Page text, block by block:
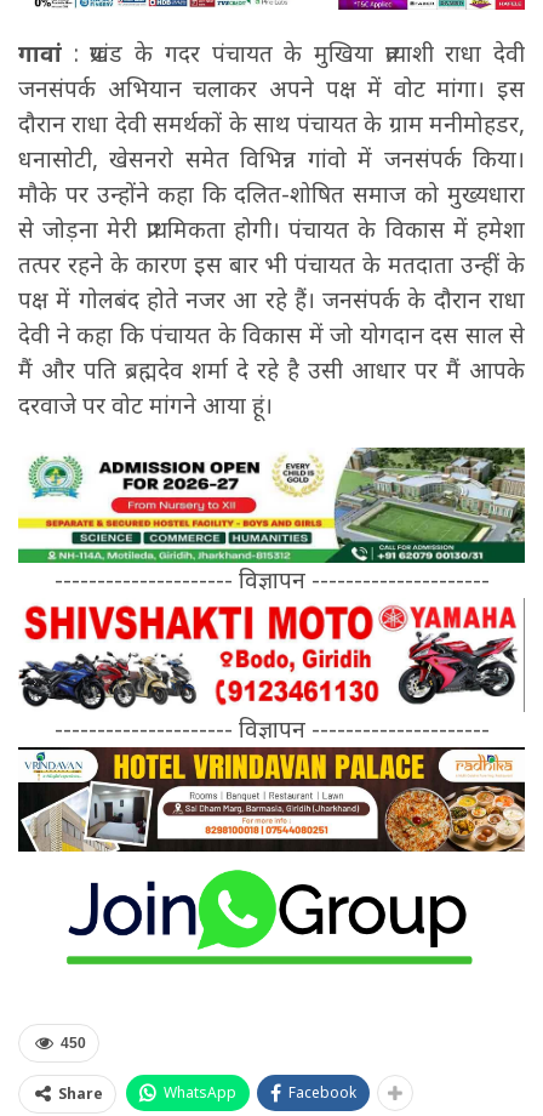
गावां : प्रखंड के गदर पंचायत के मुखिया प्रत्याशी राधा देवी
जनसंपर्क अभियान चलाकर अपने पक्ष में वोट मांगा। इस
दौरान राधा देवी समर्थकों के साथ पंचायत के ग्राम मनीमोहडर,
धनासोटी, खेसनरो समेत विभिन्न गांवो में जनसंपर्क किया।
मौके पर उन्होंने कहा कि दलित-शोषित समाज को मुख्यधारा
से जोड़ना मेरी प्राथमिकता होगी। पंचायत के विकास में हमेशा
तत्पर रहने के कारण इस बार भी पंचायत के मतदाता उन्हीं के
पक्ष में गोलबंद होते नजर आ रहे हैं। जनसंपर्क के दौरान राधा
देवी ने कहा कि पंचायत के विकास में जो योगदान दस साल से
मैं और पति ब्रह्मदेव शर्मा दे रहे है उसी आधार पर मैं आपके
दरवाजे पर वोट मांगने आया हूं।
--------------------- विज्ञापन ---------------------
--------------------- विज्ञापन ---------------------
450
Share WhatsApp Facebook